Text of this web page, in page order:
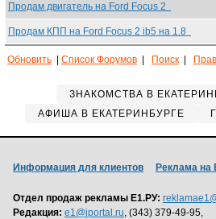
Продам двигатель на Ford Focus 2
Продам КПП на Ford Focus 2 ib5 на 1.8
Обновить Список Форумов Поиск
ЗНАКОМСТВА В
АФИША В ЕКАТЕРИНБУРГЕ
Информация для клиентов Реклама на
Отдел продаж рекламы Е1.РУ:
Редакция: e1@iportal.ru, (343) 379-49-95,